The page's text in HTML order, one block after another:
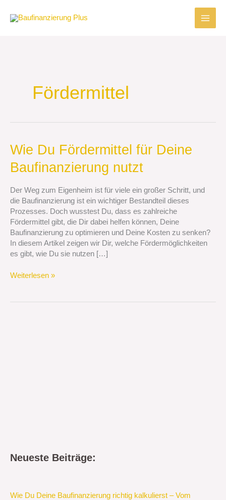
Inhalt
Fördermittel
Wie Du Fördermittel für Deine
Baufinanzierung nutzt
Der Weg zum Eigenheim ist für viele ein großer Schritt, und
die Baufinanzierung ist ein wichtiger Bestandteil dieses
Prozesses. Doch wusstest Du, dass es zahlreiche
Fördermittel gibt, die Dir dabei helfen können, Deine
Baufinanzierung zu optimieren und Deine Kosten zu senken?
In diesem Artikel zeigen wir Dir, welche Fördermöglichkeiten
es gibt, wie Du sie nutzen […]
Wie
Du
Fördermittel
Deine
Baufinanzierung
nutzt
Weiterlesen »
Neueste Beiträge:
Wie Du Deine Baufinanzierung richtig kalkulierst – Vom